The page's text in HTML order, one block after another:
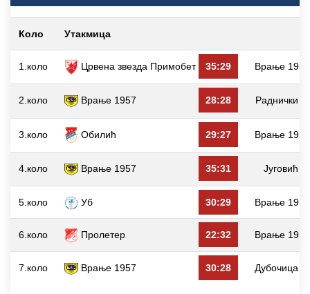
Коло Утакмица
1.коло Црвена звезда Примобет 35:29 Врање
2.коло Врање 1957 28:28 Раднички
3.коло Обилић 29:27 Врање
4.коло Врање 1957 35:31 Југовић
5.коло Уб 30:29 Врање
6.коло Пролетер 22:32 Врање
7.коло Врање 1957 30:28 Дубочица